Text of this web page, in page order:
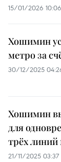
15/01/2026 10:06
Хошимин
метро за
30/12/2025
Хошимин
для
трёх линий
21/11/2025 03:37